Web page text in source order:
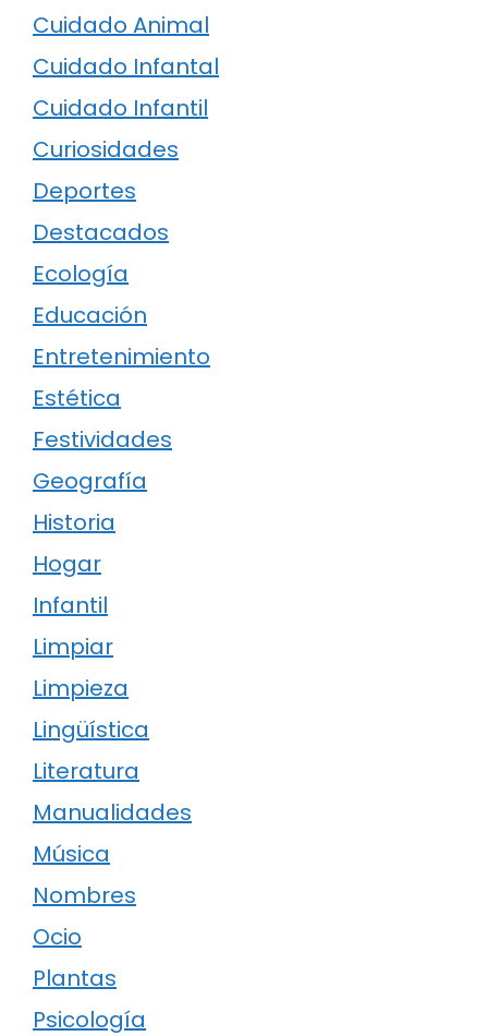
Cuidado Animal
Cuidado Infantal
Cuidado Infantil
Curiosidades
Deportes
Destacados
Ecología
Educación
Entretenimiento
Estética
Festividades
Geografía
Historia
Hogar
Infantil
Limpiar
Limpieza
Lingüística
Literatura
Manualidades
Música
Nombres
Ocio
Plantas
Psicología